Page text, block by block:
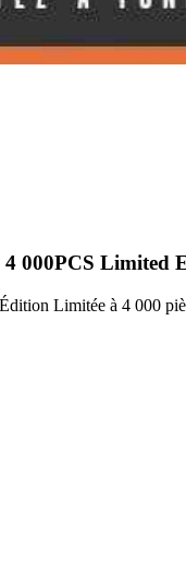
4 000PCS Limited
Limitée à 4 000